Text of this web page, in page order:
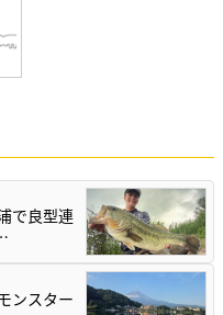
で良型連
ンスター